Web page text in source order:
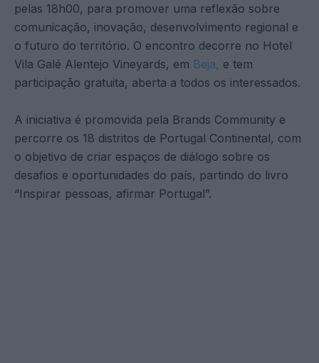
pelas 18h00, para promover uma reflexão sobre
comunicação, inovação, desenvolvimento regional e
o futuro do território. O encontro decorre no Hotel
Vila Galé Alentejo Vineyards, em Beja, e tem
participação gratuita, aberta a todos os interessados.
A iniciativa é promovida pela Brands Community e
percorre os 18 distritos de Portugal Continental, com
o objetivo de criar espaços de diálogo sobre os
desafios e oportunidades do país, partindo do livro
“Inspirar pessoas, afirmar Portugal”.